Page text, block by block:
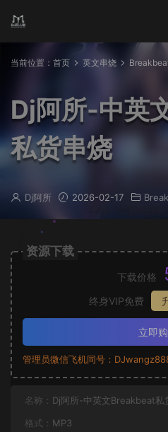
当前位置： 首页 英文串烧
Dj阿所-中英
私货串烧
Dj阿所 2026-02-17
资源下载
下载价格
终身VIP免费
立即
管理员微信飞机同号：
名称： Dj阿所-中英文Breakbeat私
格式： MP3